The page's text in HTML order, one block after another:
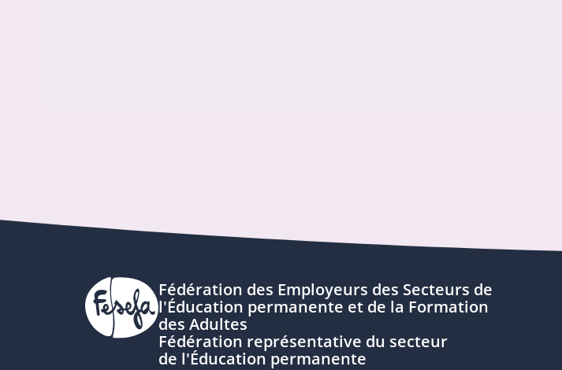
Fédération des Employeurs des Secteurs de
l'Éducation permanente et de la Formation
des Adultes
Fédération représentative du secteur
de l'Éducation permanente